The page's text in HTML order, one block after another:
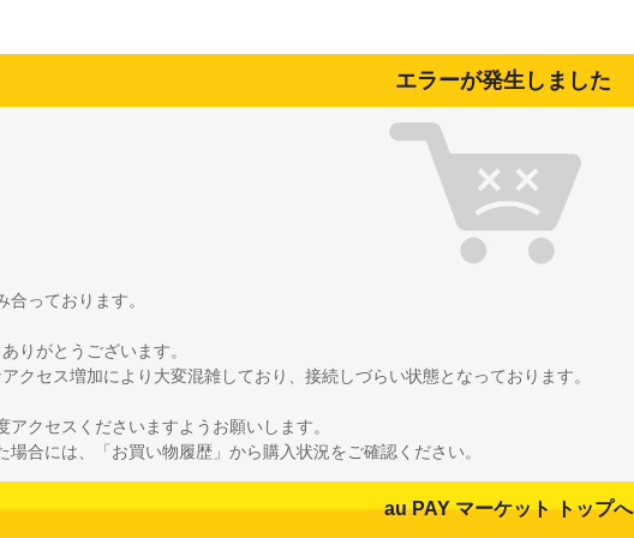
エラーが発生しました
っております。
りがとうございます。
クセス増加により大変混雑しており、接続しづらい状態となっております。
クセスくださいますようお願いします。
合には、「お買い物履歴」から購入状況をご確認ください。
au PAY マーケット トップへ